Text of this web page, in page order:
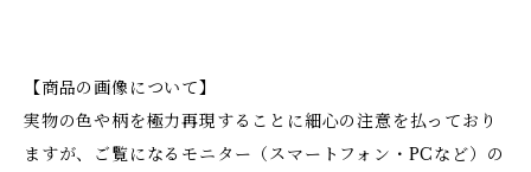
【商品の画像について】
実物の色や柄を極力再現することに細心の注意を払っており
ますが、ご覧になるモニター（スマートフォン・PCなど）の